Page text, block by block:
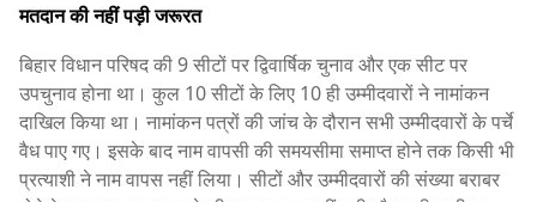
मतदान की नहीं पड़ी जरूरत
बिहार विधान परिषद की 9 सीटों पर द्विवार्षिक चुनाव और एक सीट पर
उपचुनाव होना था। कुल 10 सीटों के लिए 10 ही उम्मीदवारों ने नामांकन
दाखिल किया था। नामांकन पत्रों की जांच के दौरान सभी उम्मीदवारों के पर्चे
वैध पाए गए। इसके बाद नाम वापसी की समयसीमा समाप्त होने तक किसी भी
प्रत्याशी ने नाम वापस नहीं लिया। सीटों और उम्मीदवारों की संख्या बराबर